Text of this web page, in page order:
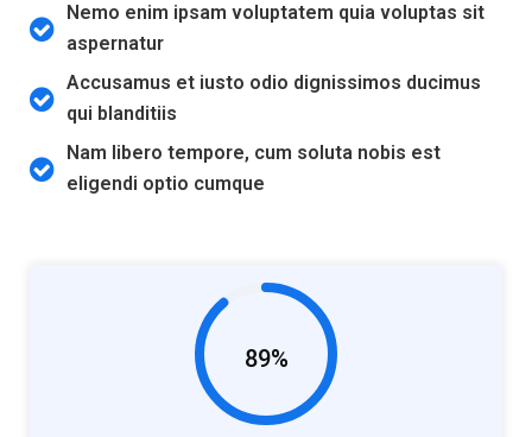
Nemo enim ipsam voluptatem quia voluptas sit
aspernatur
Accusamus et iusto odio dignissimos ducimus
qui blanditiis
Nam libero tempore, cum soluta nobis est
eligendi optio cumque
89%